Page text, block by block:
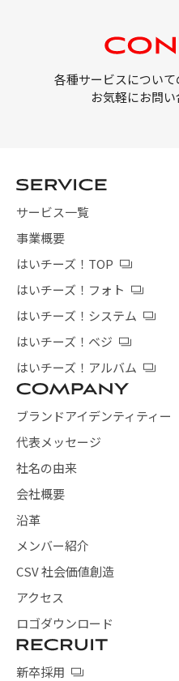
各種サービスについて
お気軽にお問い
サービス一覧
事業概要
はいチーズ！TOP
はいチーズ！フォト
はいチーズ！システム
はいチーズ！ベジ
はいチーズ！アルバム
ブランドアイデンティティー
代表メッセージ
社名の由来
会社概要
沿革
メンバー紹介
CSV 社会価値創造
アクセス
ロゴダウンロード
新卒採用